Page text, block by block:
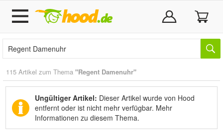
115 Artikel zum Thema "Regent Damenuhr"
Ungültiger Artikel: Dieser Artikel wurde von Hood
entfernt oder ist nicht mehr verfügbar. Mehr
Informationen zu diesem Thema.